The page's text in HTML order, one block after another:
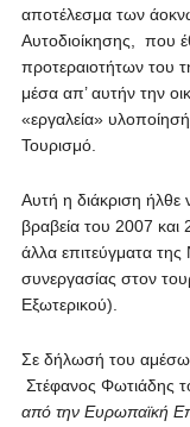
αποτέλεσμα των
Αυτοδιοίκησης, που
προτεραιοτήτων του
μέσα απ’ αυτήν την
«εργαλεία»
Τουρισμό.
Αυτή η διάκριση
βραβεία του 2007 και
άλλα επιτεύγματα
συνεργασίας στον
Εξωτερικού).
Σε δήλωσή του
Στέφανος Φωτιάδης
από την Ευρωπαϊκή